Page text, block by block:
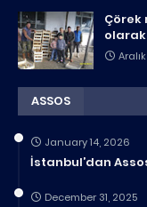
Çörek
ASSOS
January 14, 2026
İstanbul’dan
December 31, 2025